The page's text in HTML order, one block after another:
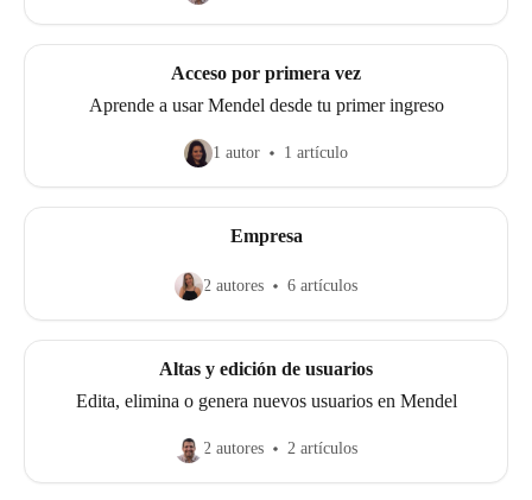
Acceso por primera vez
Aprende a usar Mendel desde tu primer ingreso
1 autor 1 artículo
Empresa
2 autores 6 artículos
Altas y edición de usuarios
Edita, elimina o genera nuevos usuarios en Mendel
2 autores 2 artículos